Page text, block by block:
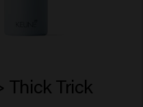
Thick Trick